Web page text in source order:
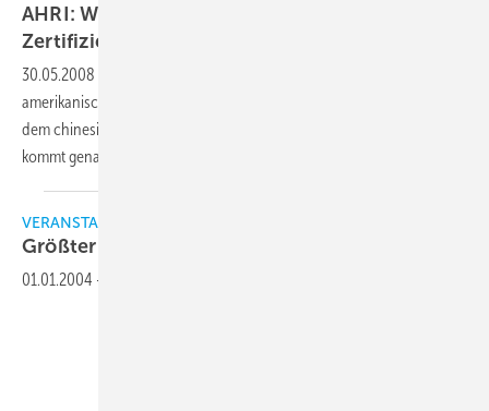
AHRI: Weiterer Schritt hin zu weltweiter
Zertifizierung
30.05.2008
amerikanischen Institut für Klima, Heizung und Kältetechnik AHRI und
dem chinesischen Industrieverband für Kälte- und Klimatechnik CRAA
kommt genau zum richtigen
VERANSTALTUNGEN
Größter Schritt seit Einführung von
01.01.2004 -